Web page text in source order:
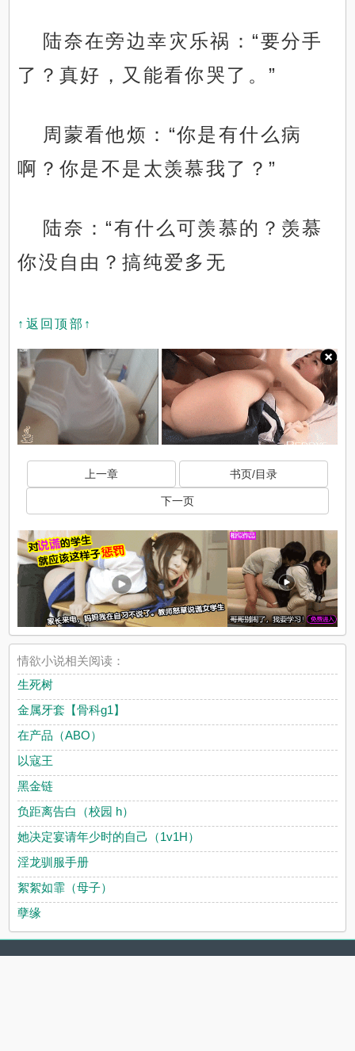
陆奈在旁边幸灾乐祸：“要分手
了？真好，又能看你哭了。”
周蒙看他烦：“你是有什么病
啊？你是不是太羡慕我了？”
陆奈：“有什么可羡慕的？羡慕
你没自由？搞纯爱多无
↑返回顶部↑
上一章 书页/目录
下一页
情欲小说相关阅读：
生死树
金属牙套【骨科g1】
在产品（ABO）
以寇王
黑金链
负距离告白（校园 h）
她决定宴请年少时的自己（1v1H）
淫龙驯服手册
絮絮如霏（母子）
孽缘